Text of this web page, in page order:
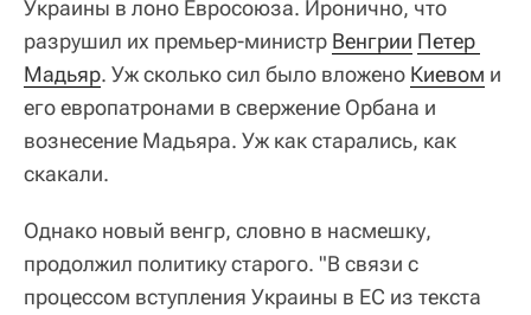
Украины в лоно Евросоюза. Иронично, что
разрушил их премьер-министр Венгрии Петер
Мадьяр. Уж сколько сил было вложено Киевом и
его европатронами в свержение Орбана и
вознесение Мадьяра. Уж как старались, как
скакали.
Однако новый венгр, словно в насмешку,
продолжил политику старого. "В связи с
процессом вступления Украины в ЕС из текста